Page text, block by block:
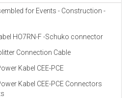
for Events - Construction -
HO7RN-F -Schuko connector
Connection Cable
Kabel CEE-PCE
Kabel CEE-PCE Connectors